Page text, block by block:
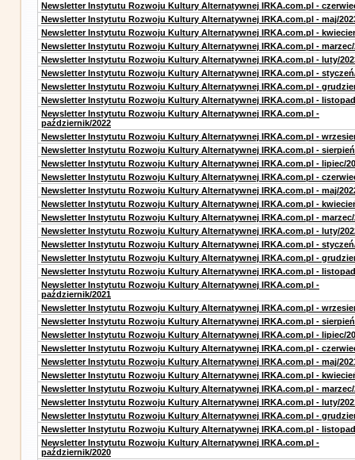
Newsletter Instytutu Rozwoju Kultury Alternatywnej IRKA.com.pl -
Newsletter Instytutu Rozwoju Kultury Alternatywnej IRKA.com.pl - maj/
Newsletter Instytutu Rozwoju Kultury Alternatywnej IRKA.com.pl -
Newsletter Instytutu Rozwoju Kultury Alternatywnej IRKA.com.pl - marzec/
Newsletter Instytutu Rozwoju Kultury Alternatywnej IRKA.com.pl - luty/
Newsletter Instytutu Rozwoju Kultury Alternatywnej IRKA.com.pl -
Newsletter Instytutu Rozwoju Kultury Alternatywnej IRKA.com.pl -
Newsletter Instytutu Rozwoju Kultury Alternatywnej IRKA.com.pl -
Newsletter Instytutu Rozwoju Kultury Alternatywnej IRKA.com.pl -
październik/2022
Newsletter Instytutu Rozwoju Kultury Alternatywnej IRKA.com.pl -
Newsletter Instytutu Rozwoju Kultury Alternatywnej IRKA.com.pl -
Newsletter Instytutu Rozwoju Kultury Alternatywnej IRKA.com.pl - lipiec/
Newsletter Instytutu Rozwoju Kultury Alternatywnej IRKA.com.pl -
Newsletter Instytutu Rozwoju Kultury Alternatywnej IRKA.com.pl - maj/
Newsletter Instytutu Rozwoju Kultury Alternatywnej IRKA.com.pl -
Newsletter Instytutu Rozwoju Kultury Alternatywnej IRKA.com.pl - marzec/
Newsletter Instytutu Rozwoju Kultury Alternatywnej IRKA.com.pl - luty/
Newsletter Instytutu Rozwoju Kultury Alternatywnej IRKA.com.pl -
Newsletter Instytutu Rozwoju Kultury Alternatywnej IRKA.com.pl -
Newsletter Instytutu Rozwoju Kultury Alternatywnej IRKA.com.pl -
Newsletter Instytutu Rozwoju Kultury Alternatywnej IRKA.com.pl -
październik/2021
Newsletter Instytutu Rozwoju Kultury Alternatywnej IRKA.com.pl -
Newsletter Instytutu Rozwoju Kultury Alternatywnej IRKA.com.pl -
Newsletter Instytutu Rozwoju Kultury Alternatywnej IRKA.com.pl - lipiec/
Newsletter Instytutu Rozwoju Kultury Alternatywnej IRKA.com.pl -
Newsletter Instytutu Rozwoju Kultury Alternatywnej IRKA.com.pl - maj/
Newsletter Instytutu Rozwoju Kultury Alternatywnej IRKA.com.pl -
Newsletter Instytutu Rozwoju Kultury Alternatywnej IRKA.com.pl - marzec/
Newsletter Instytutu Rozwoju Kultury Alternatywnej IRKA.com.pl - luty/
Newsletter Instytutu Rozwoju Kultury Alternatywnej IRKA.com.pl -
Newsletter Instytutu Rozwoju Kultury Alternatywnej IRKA.com.pl -
Newsletter Instytutu Rozwoju Kultury Alternatywnej IRKA.com.pl -
październik/2020